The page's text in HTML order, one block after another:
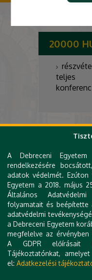
20000
teljes
A részvételi díj
Az átutalást a
Alapítvány K&H
Számlaszám:
Megjegyzés: MIDK - a
A Debreceni
rendelkezésére
adatok védelmét.
Egyetem a 2018. május
Általános
folyamatait és beépítette
adatvédelmi
a Debreceni Egyetem
megfelelve az érvényben
A GDPR előírásait
Tájékoztatónkat,
el: Adatkezelési